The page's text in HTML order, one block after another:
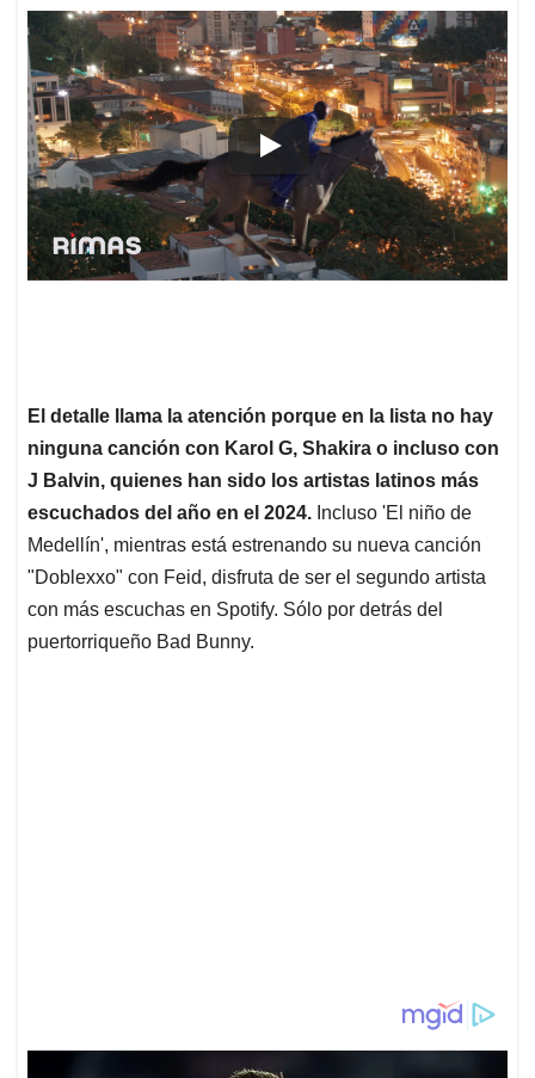
El detalle llama la atención porque en la lista no hay
ninguna canción con Karol G, Shakira o incluso con
J Balvin, quienes han sido los artistas latinos más
escuchados del año en el 2024. Incluso 'El niño de
Medellín', mientras está estrenando su nueva canción
"Doblexxo" con Feid, disfruta de ser el segundo artista
con más escuchas en Spotify. Sólo por detrás del
puertorriqueño Bad Bunny.